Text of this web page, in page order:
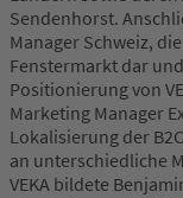
Sendenhorst.
Manager Schweiz,
Fenstermarkt dar
Positionierung von
Marketing Manager
Lokalisierung der
an unterschiedliche
VEKA bildete